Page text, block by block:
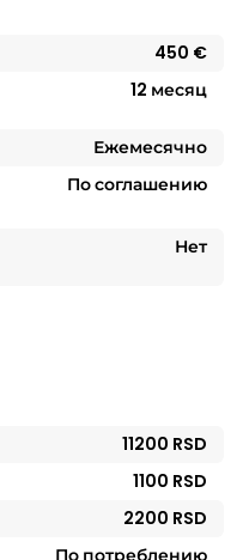
450 €
12 месяц
Ежемесячно
По соглашению
Нет
11200 RSD
1100 RSD
2200 RSD